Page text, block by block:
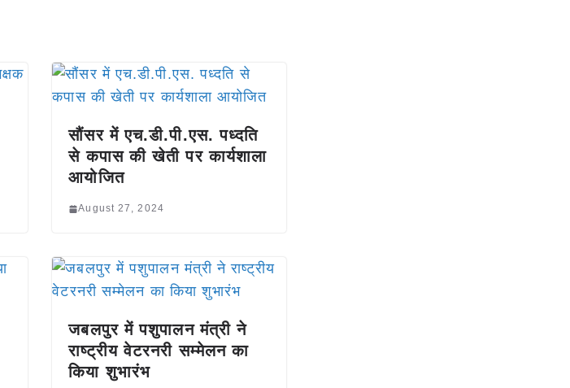
सौंसर में एच.डी.पी.एस. पध्दति
से कपास की खेती पर कार्यशाला
आयोजित
August 27, 2024
जबलपुर में पशुपालन मंत्री ने
राष्ट्रीय वेटरनरी सम्मेलन का
किया शुभारंभ